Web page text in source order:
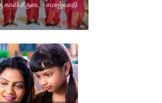
காவி சீருடை - சமாஜ்வாதி